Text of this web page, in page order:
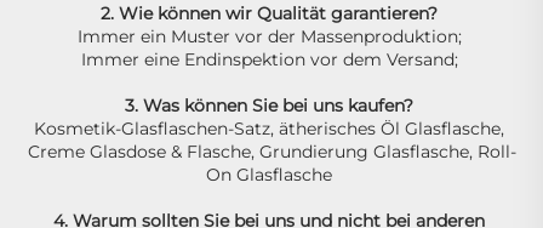
2. Wie können wir Qualität garantieren?
Immer ein Muster vor der Massenproduktion;
Immer eine Endinspektion vor dem Versand;
3. Was können Sie bei uns kaufen?
Kosmetik-Glasflaschen-Satz, ätherisches Öl Glasflasche,
Creme Glasdose & Flasche, Grundierung Glasflasche, Roll-
On Glasflasche
4. Warum sollten Sie bei uns und nicht bei anderen